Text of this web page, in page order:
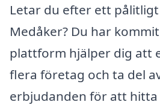
Letar du efter ett
Medåker? Du har
plattform hjälper dig att
flera företag och ta del
erbjudanden för att hitta